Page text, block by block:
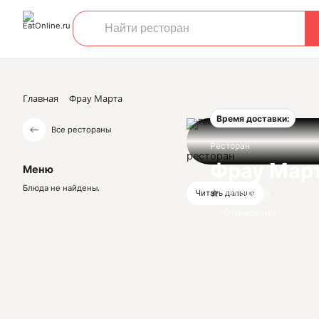
Главная Фрау Марта
Все рестораны
Меню
Блюда не найдены.
Время доставки:
Ресторан
Фрау
Нет оценок
ресторан
Читать дальше